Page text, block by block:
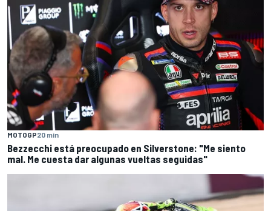
MOTOGP20 min
Bezzecchi está preocupado en Silverstone: "Me siento
mal. Me cuesta dar algunas vueltas seguidas"